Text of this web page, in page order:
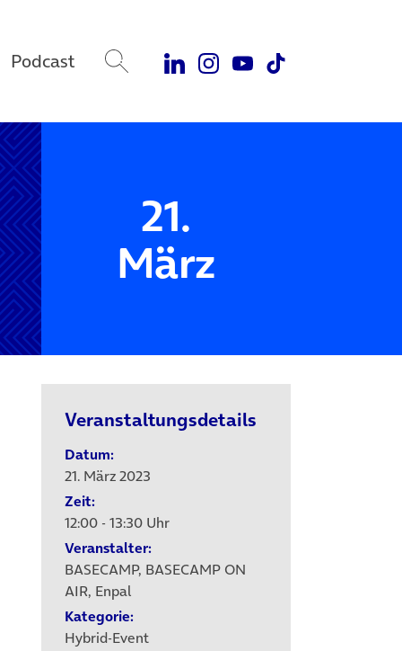
Podcast
21.
März
Veranstaltungsdetails
Datum:
21. März 2023
Zeit:
12:00 - 13:30 Uhr
Veranstalter:
BASECAMP, BASECAMP ON
AIR, Enpal
Kategorie:
Hybrid-Event